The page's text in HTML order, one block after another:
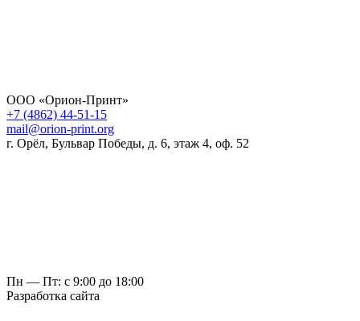
ООО «Орион-Принт»
+7 (4862) 44-51-15
mail@orion-print.org
г. Орёл, Бульвар Победы, д. 6, этаж 4, оф. 52
Пн — Пт: с 9:00 до 18:00
Разработка сайта